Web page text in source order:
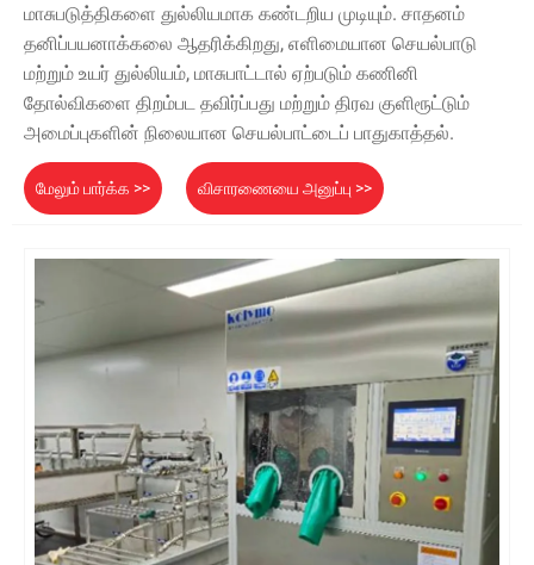
மாசுபடுத்திகளை துல்லியமாக கண்டறிய முடியும். சாதனம்
தனிப்பயனாக்கலை ஆதரிக்கிறது, எளிமையான செயல்பாடு
மற்றும் உயர் துல்லியம், மாசுபாட்டால் ஏற்படும் கணினி
தோல்விகளை திறம்பட தவிர்ப்பது மற்றும் திரவ குளிரூட்டும்
அமைப்புகளின் நிலையான செயல்பாட்டைப் பாதுகாத்தல்.
மேலும் பார்க்க >> விசாரணையை அனுப்பு >>